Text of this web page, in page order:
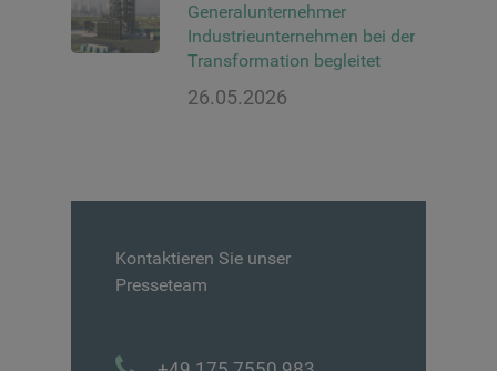
Generalunternehmer
Industrieunternehmen bei der
Transformation begleitet
26.05.2026
Kontaktieren Sie unser
Presseteam